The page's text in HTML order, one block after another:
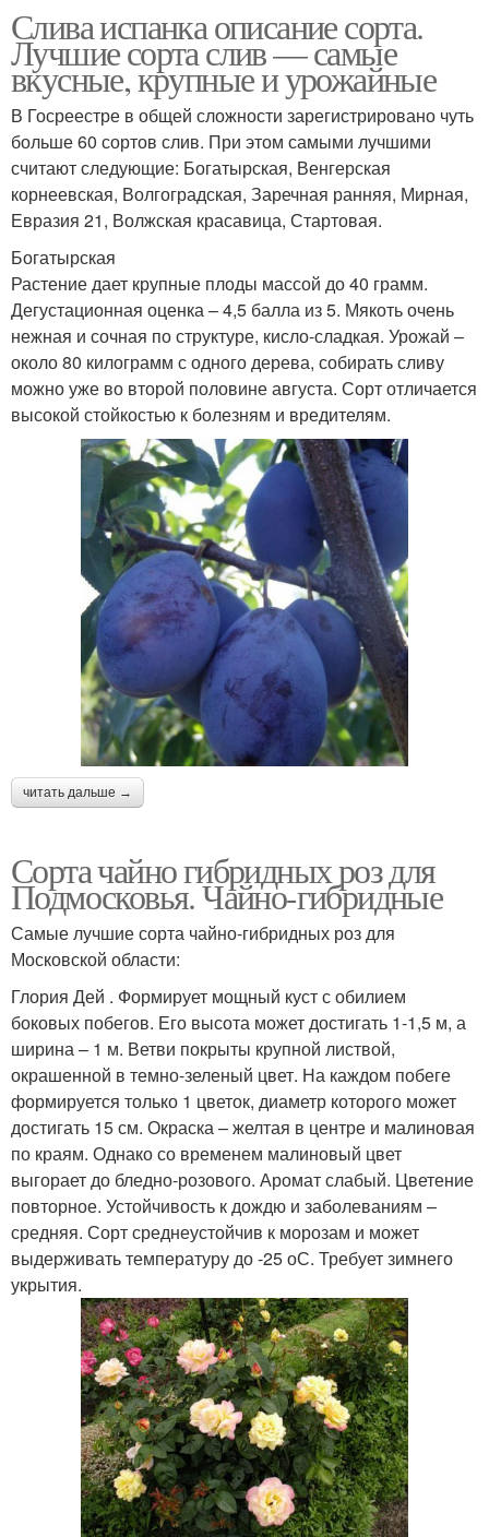
Слива испанка описание сорта.
Лучшие сорта слив — самые
вкусные, крупные и урожайные
В Госреестре в общей сложности зарегистрировано чуть
больше 60 сортов слив. При этом самыми лучшими
считают следующие: Богатырская, Венгерская
корнеевская, Волгоградская, Заречная ранняя, Мирная,
Евразия 21, Волжская красавица, Стартовая.
Богатырская
Растение дает крупные плоды массой до 40 грамм.
Дегустационная оценка – 4,5 балла из 5. Мякоть очень
нежная и сочная по структуре, кисло-сладкая. Урожай –
около 80 килограмм с одного дерева, собирать сливу
можно уже во второй половине августа. Сорт отличается
высокой стойкостью к болезням и вредителям.
читать дальше →
Сорта чайно гибридных роз для
Подмосковья. Чайно-гибридные
Самые лучшие сорта чайно-гибридных роз для
Московской области:
Глория Дей . Формирует мощный куст с обилием
боковых побегов. Его высота может достигать 1-1,5 м, а
ширина – 1 м. Ветви покрыты крупной листвой,
окрашенной в темно-зеленый цвет. На каждом побеге
формируется только 1 цветок, диаметр которого может
достигать 15 см. Окраска – желтая в центре и малиновая
по краям. Однако со временем малиновый цвет
выгорает до бледно-розового. Аромат слабый. Цветение
повторное. Устойчивость к дождю и заболеваниям –
средняя. Сорт среднеустойчив к морозам и может
выдерживать температуру до -25 оС. Требует зимнего
укрытия.